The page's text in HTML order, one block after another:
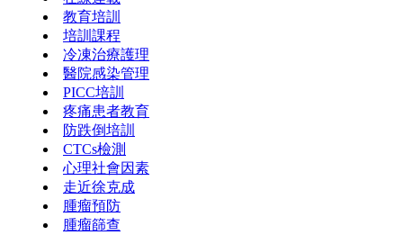
教育培訓
培訓課程
冷凍治療護理
醫院感染管理
PICC培訓
疼痛患者教育
防跌倒培訓
CTCs檢測
心理社會因素
走近徐克成
腫瘤預防
腫瘤篩查